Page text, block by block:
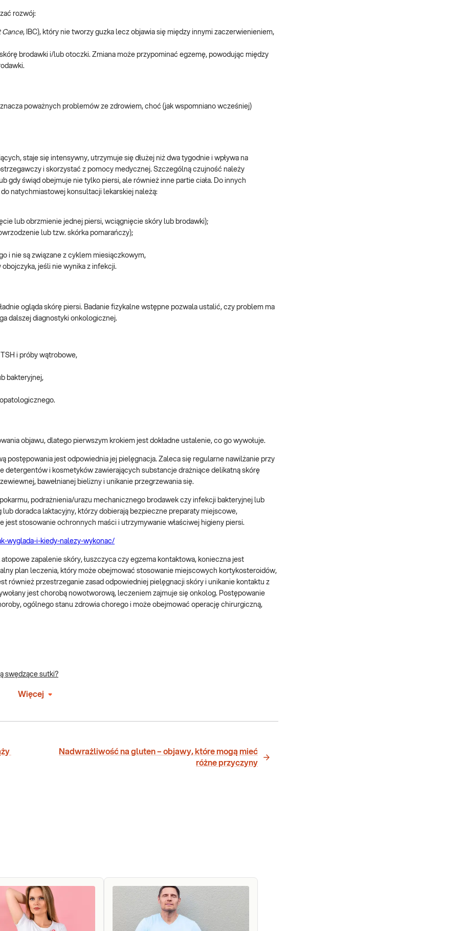
rozwój:
Cance, IBC), który nie tworzy guzka lecz objawia się między innymi zaczerwienieniem,
brodawki i/lub otoczki. Zmiana może przypominać egzemę, powodując między
poważnych problemów ze zdrowiem, choć (jak wspomniano wcześniej)
staje się intensywny, utrzymuje się dłużej niż dwa tygodnie i wpływa na
i skorzystać z pomocy medycznej. Szczególną czujność należy
gdy świąd obejmuje nie tylko piersi, ale również inne partie ciała. Do innych
natychmiastowej konsultacji lekarskiej należą:
lub obrzmienie jednej piersi, wciągnięcie skóry lub brodawki);
lub tzw. skórka pomarańczy);
i nie są związane z cyklem miesiączkowym,
jeśli nie wynika z infekcji.
ogląda skórę piersi. Badanie fizykalne wstępne pozwala ustalić, czy problem ma
dalszej diagnostyki onkologicznej.
i próby wątrobowe,
bakteryjnej,
objawu, dlatego pierwszym krokiem jest dokładne ustalenie, co go wywołuje.
postępowania jest odpowiednia jej pielęgnacja. Zaleca się regularne nawilżanie przy
i kosmetyków zawierających substancje drażniące delikatną skórę
bawełnianej bielizny i unikanie przegrzewania się.
podrażnienia/urazu mechanicznego brodawek czy infekcji bakteryjnej lub
doradca laktacyjny, którzy dobierają bezpieczne preparaty miejscowe,
jest stosowanie ochronnych maści i utrzymywanie właściwej higieny piersi.
wyglada-i-kiedy-nalezy-wykonac/
zapalenie skóry, łuszczyca czy egzema kontaktowa, konieczna jest
plan leczenia, który może obejmować stosowanie miejscowych kortykosteroidów,
również przestrzeganie zasad odpowiedniej pielęgnacji skóry i unikanie kontaktu z
jest chorobą nowotworową, leczeniem zajmuje się onkolog. Postępowanie
ogólnego stanu zdrowia chorego i może obejmować operację chirurgiczną,
swędzące sutki?
Więcej
Nadwrażliwość na gluten – objawy, które mogą mieć
różne przyczyny